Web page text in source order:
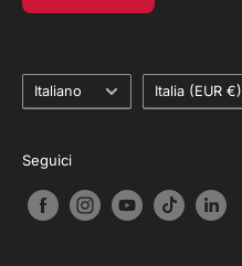
Lingua
Italiano Paese
Italia (EUR €)
Seguici